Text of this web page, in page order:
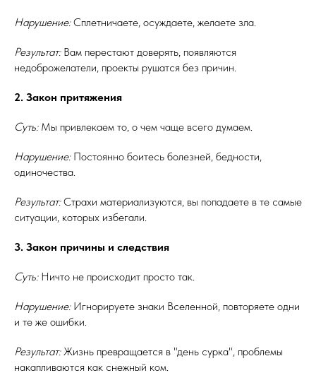
Нарушение:Сплетничаете, осуждаете, желаете зла.
Результат:Вам перестают доверять, появляются
недоброжелатели, проекты рушатся без причин.
2. Закон притяжения
Суть:Мы привлекаем то, о чем чаще всего думаем.
Нарушение:Постоянно боитесь болезней, бедности,
одиночества.
Результат:Страхи материализуются, вы попадаете в те самые
ситуации, которых избегали.
3. Закон причины и следствия
Суть:Ничто не происходит просто так.
Нарушение:Игнорируете знаки Вселенной, повторяете одни
и те же ошибки.
Результат:Жизнь превращается в "день сурка", проблемы
накапливаются как снежный ком.